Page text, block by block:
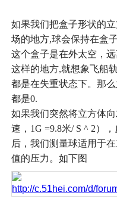
如果我们把盒子形状的
场的地方,球会保持在盒
这个盒子是在外太空，
这样的地方,就想象飞船
都是在失重状态下。那
都是0.
如果我们突然将立方体
速， 1G =9.8米/ S ^ 2）
后，我们测量球适用于在
值的压力。如下图